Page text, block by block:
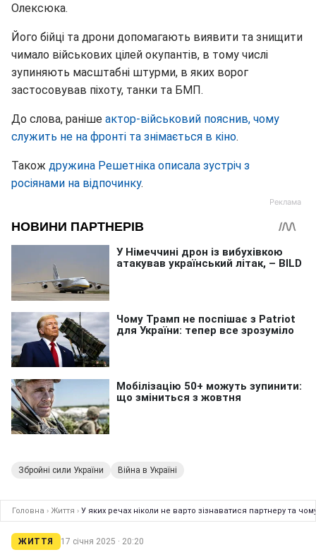
Олексюка.
Його бійці та дрони допомагають виявити та знищити
чимало військових цілей окупантів, в тому числі
зупиняють масштабні штурми, в яких ворог
застосовував піхоту, танки та БМП.
До слова, раніше актор-військовий пояснив, чому
служить не на фронті та знімається в кіно.
Також дружина Решетніка описала зустріч з
росіянами на відпочинку.
Збройні сили України Війна в Україні
Головна › Життя › У яких речах ніколи не варто зізнаватися партнеру та
ЖИТТЯ 17 січня 2025 · 20:20